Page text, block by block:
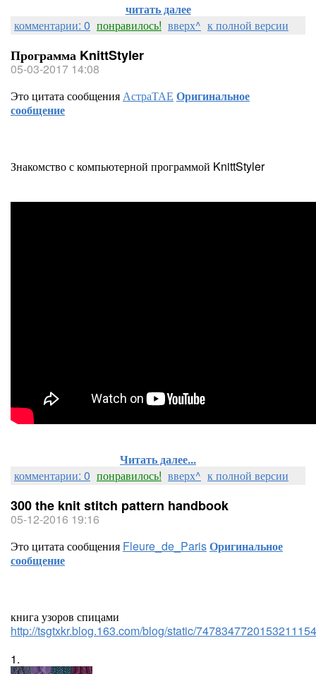
читать далее
комментарии: 0 понравилось! вверх^ к полной версии
Программа KnittStyler
05-03-2017 14:08
Это цитата сообщенияАстраТАЕ Оригинальное
сообщение
Знакомство с компьютерной программой KnittStyler
Читать далее...
комментарии: 0 понравилось! вверх^ к полной версии
300 the knit stitch pattern handbook
05-12-2016 19:16
Это цитата сообщения Fleure_de_ParisОригинальное
сообщение
книга узоров спицами
http://tsgtxkr.blog.163.com/blog/static/
1.